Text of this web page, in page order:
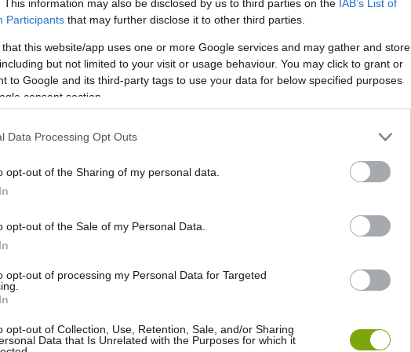
This information may also be disclosed by us to third parties on the IAB’s List of
Participants that may further disclose it to other third parties.
that this website/app uses one or more Google services and may gather and store
but not limited to your visit or usage behaviour. You may click to grant or
to Google and its third-party tags to use your data for below specified purposes
consent section.
Data Processing Opt Outs
opt-out of the Sharing of my personal data.
opt-out of the Sale of my Personal Data.
opt-out of processing my Personal Data for Targeted
opt-out of Collection, Use, Retention, Sale, and/or Sharing
Data that Is Unrelated with the Purposes for which it
egyaránt megtalálhatók
szintén benne rejlő egyéb egészségmegóvó,
föl. Ezek közül leginkább a káliumot, a bórt, a
kiemelni. Jót tesz tehát a csontoknak, fogaknak,
és növeli a szellemi frissességet – hogy csak
pektin, ami nagyszerű segítség a fogyni vágyók számára,
is működik, hatékonyan távolítja el a szervezetben
egészségmegőrző szerepe